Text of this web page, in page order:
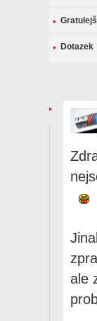
Dotazek
ale